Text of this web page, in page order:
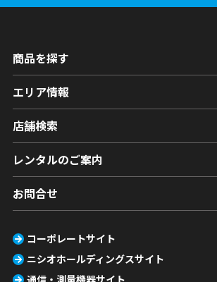
商品を探す
エリア情報
店舗検索
レンタルのご案内
お問合せ
コーポレートサイト
ニシオホールディングスサイト
通信・測量機器サイト